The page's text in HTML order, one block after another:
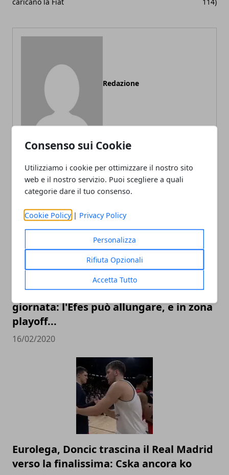
Consenso sui Cookie
Utilizziamo i cookie per ottimizzare il nostro sito
web e il nostro servizio. Puoi scegliere a quali
categorie dare il tuo consenso.
Cookie Policy | Privacy Policy
Personalizza
Rifiuta Opzionali
Accetta Tutto
Redazione
ARTICOLI CORRELATI
Top 16 Eurolega 2020, guida alla 25°
giornata: l'Efes può allungare, e in zona
playoff...
16/02/2020
Eurolega, Doncic trascina il Real Madrid
verso la finalissima: Cska ancora ko